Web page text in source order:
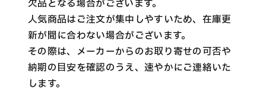
欠品となる場合がございます。
人気商品はご注文が集中しやすいため、在庫更
新が間に合わない場合がございます。
その際は、メーカーからのお取り寄せの可否や
納期の目安を確認のうえ、速やかにご連絡いた
します。